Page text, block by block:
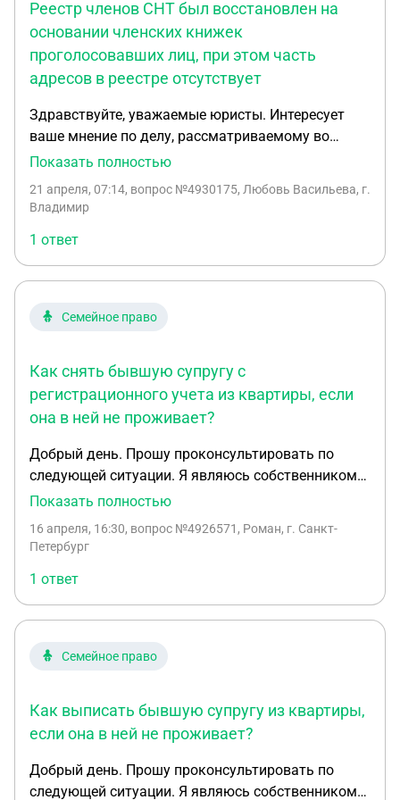
расходы на ответчика?
Прошу помочь и жду предложений в личные
сообщения,вопрос принципа. Заранее спасибо.
Реестр членов СНТ был восстановлен на
основании членских книжек
проголосовавших лиц, при этом часть
адресов в реестре отсутствует
Здравствуйте, уважаемые юристы. Интересует
ваше мнение по делу, рассматриваемому во
Владимирском областном суде: № 33-246/2026
ФЗ. Реестр членов СНТ был восстановлен на
лиц, при этом часть адресов в реестре
отсутствует. Ранее проведённые выборы
председател в 3019 и все реестры утонули,вместе
с протаколами В настоящее время с истца
(пенсионера) пытаются взыскать судебные
оценить законность формирования реестра и
перспективы взыскания судебных расходов в
данной ситуации,есть ли реальный смысл
Показать полностью
21 апреля, 07:14, вопрос №4930175, Любовь Васильева, г.
Владимир
1 ответ
Семейное право
Как снять бывшую супругу с
регистрационного учета из квартиры, если
она в ней не проживает?
Добрый день. Прошу проконсультировать по
следующей ситуации. Я являюсь собственником
квартиры. Брак с бывшей супругой расторгнут.
имуществом (приобретена не в браке / иным
супруга зарегистрирована (прописана) в данной
квартире, однако фактически не проживает в ней
уже около 3 лет. Добровольно сниматься с
регистрационного учёта отказывается, несмотря
на мои неоднократные просьбы через
обратиться в суд с иском о снятии её с
регистрационного учёта. Прошу разъяснить: 1.
указанных обстоятельствах? 2. Какие документы
Показать полностью
16 апреля, 16:30, вопрос №4926571, Роман, г. Санкт-
Петербург
1 ответ
Семейное право
Как выписать бывшую супругу из квартиры,
если она в ней не проживает?
Добрый день. Прошу проконсультировать по
следующей ситуации. Я являюсь собственником